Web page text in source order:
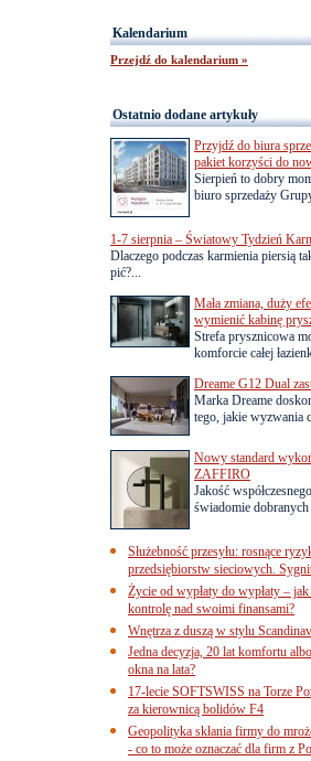
Kalendarium
Przejdź do kalendarium »
Ostatnio dodane artykuły
Przyjdź do biura
pakiet korzyści do
Sierpień to dobry
biuro sprzedaży
1-7 sierpnia – Światowy Tydzień
Dlaczego podczas karmienia piersią
pić?...
Mała zmiana, duży
wymienić kabinę
Strefa prysznicowa
komforcie całej
Dreame G12 Dual
Marka Dreame
tego, jakie wyzwania
Nowy standard
ZAFFIRO
Jakość
świadomie dobranych
Służebność przesyłu: rosnące
przedsiębiorstw sieciowych.
Życie od wypłaty do wypłaty –
kontrolę nad swoimi finansami?
Wnętrza z duszą w stylu
Jedna decyzja, 20 lat komfortu
okna na lata?
17-lecie SOFTSWISS na Torze
za kierownicą bolidów F4
Geopolityka skłania firmy do
- co to może oznaczać dla firm z